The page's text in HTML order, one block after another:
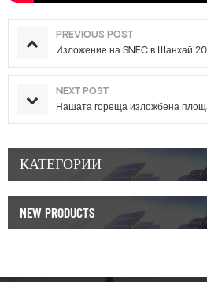
PREVIOUS POST
Изложение на SNEC в Шанхай
NEXT POST
Нашата гореща изложбена
КАТЕГОРИИ
NEW PRODUCTS